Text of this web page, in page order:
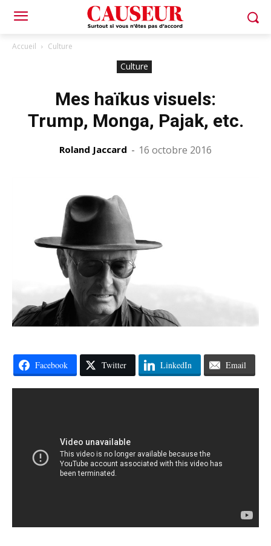
Accueil Culture
Culture
Mes haïkus visuels:
Trump, Monga, Pajak, etc.
Roland Jaccard - 16 octobre 2016
Facebook Twitter LinkedIn Email